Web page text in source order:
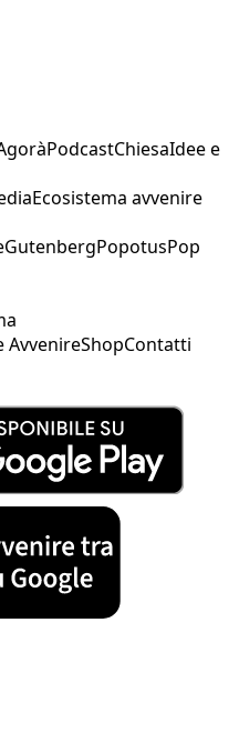
PodcastChiesaIdee e
Ecosistema avvenire
GutenbergPopotusPop
AvvenireShopContatti